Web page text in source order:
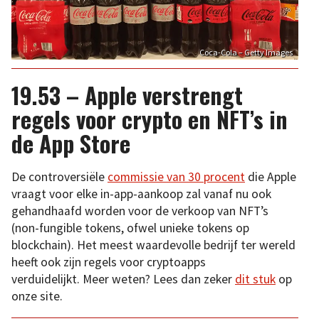
Coca-Cola – Getty Images
19.53 – Apple verstrengt
regels voor crypto en NFT’s in
de App Store
De controversiële commissie van 30 procent die Apple
vraagt voor elke in-app-aankoop zal vanaf nu ook
gehandhaafd worden voor de verkoop van NFT’s
(non-fungible tokens, ofwel unieke tokens op
blockchain). Het meest waardevolle bedrijf ter wereld
heeft ook zijn regels voor cryptoapps
verduidelijkt. Meer weten? Lees dan zeker dit stuk op
onze site.